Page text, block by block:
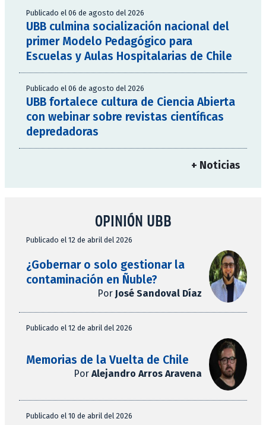
Publicado el 06 de agosto del 2026
UBB culmina socialización nacional del
primer Modelo Pedagógico para
Escuelas y Aulas Hospitalarias de Chile
Publicado el 06 de agosto del 2026
UBB fortalece cultura de Ciencia Abierta
con webinar sobre revistas científicas
depredadoras
+ Noticias
OPINIÓN UBB
Publicado el 12 de abril del 2026
¿Gobernar o solo gestionar la
contaminación en Ñuble?
Por José Sandoval Díaz
Publicado el 12 de abril del 2026
Memorias de la Vuelta de Chile
Por Alejandro Arros Aravena
Publicado el 10 de abril del 2026